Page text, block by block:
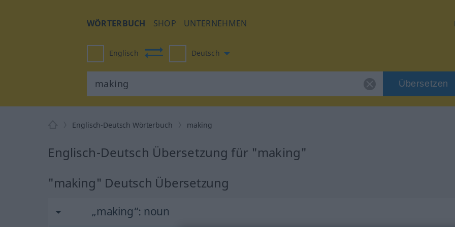
WÖRTERBUCH SHOP UNTERNEHMEN
Englisch Deutsch
Übersetzen
Englisch-Deutsch Wörterbuch making
Englisch-Deutsch Übersetzung für "making"
"making" Deutsch Übersetzung
„making“: noun